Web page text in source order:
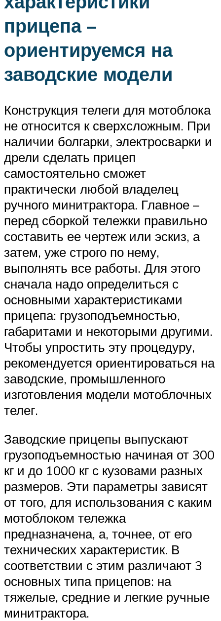
прицепа –
ориентируемся на
заводские модели
Конструкция телеги для мотоблока
не относится к сверхсложным. При
наличии болгарки, электросварки и
дрели сделать прицеп
самостоятельно сможет
практически любой владелец
ручного минитрактора. Главное –
перед сборкой тележки правильно
составить ее чертеж или эскиз, а
затем, уже строго по нему,
выполнять все работы. Для этого
сначала надо определиться с
основными характеристиками
прицепа: грузоподъемностью,
габаритами и некоторыми другими.
Чтобы упростить эту процедуру,
рекомендуется ориентироваться на
заводские, промышленного
изготовления модели мотоблочных
телег.
Заводские прицепы выпускают
грузоподъемностью начиная от 300
кг и до 1000 кг с кузовами разных
размеров. Эти параметры зависят
от того, для использования с каким
мотоблоком тележка
предназначена, а, точнее, от его
технических характеристик. В
соответствии с этим различают 3
основных типа прицепов: на
тяжелые, средние и легкие ручные
минитрактора.